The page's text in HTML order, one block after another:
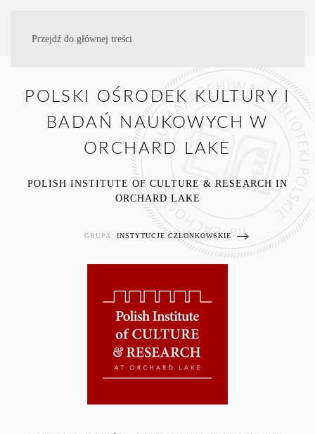
Przejdź do głównej treści
POLSKI OŚRODEK KULTURY I
BADAŃ NAUKOWYCH W
ORCHARD LAKE
POLISH INSTITUTE OF CULTURE & RESEARCH IN
ORCHARD LAKE
GRUPA: INSTYTUCJE CZŁONKOWSKIE